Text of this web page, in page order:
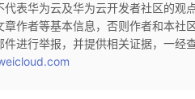
代表华为云及华为云开发者社区的观
作者等基本信息，否则作者和本社
进行举报，并提供相关证据，一经